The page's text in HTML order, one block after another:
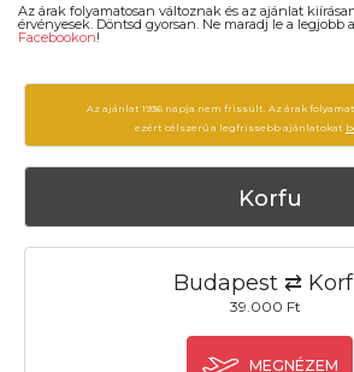
Az árak folyamatosan változnak és az ajánlat
érvényesek. Döntsd gyorsan. Ne maradj le a legjobb
Facebookon!
Az ajánlat 1936 napja nem frissült. Az árak
ezért célszerű a legfrissebb ajánlatokat
Korfu
Budapest ⇄
39.000 Ft
MEGNÉZEM